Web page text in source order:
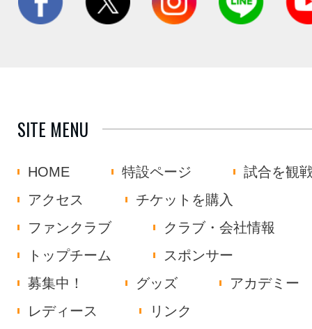
SITE MENU
HOME 特設ページ
試合を観
アクセス
チケットを購入
ファンクラブ
クラブ・会社情報
トップチーム
スポンサー
募集中！
グッズ
アカデミー
レディース
リンク